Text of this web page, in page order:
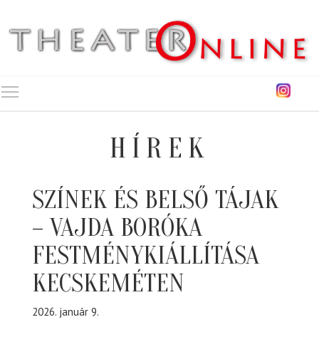
HÍREK
SZÍNEK ÉS BELSŐ TÁJAK
– VAJDA BORÓKA
FESTMÉNYKIÁLLÍTÁSA
KECSKEMÉTEN
2026. január 9.